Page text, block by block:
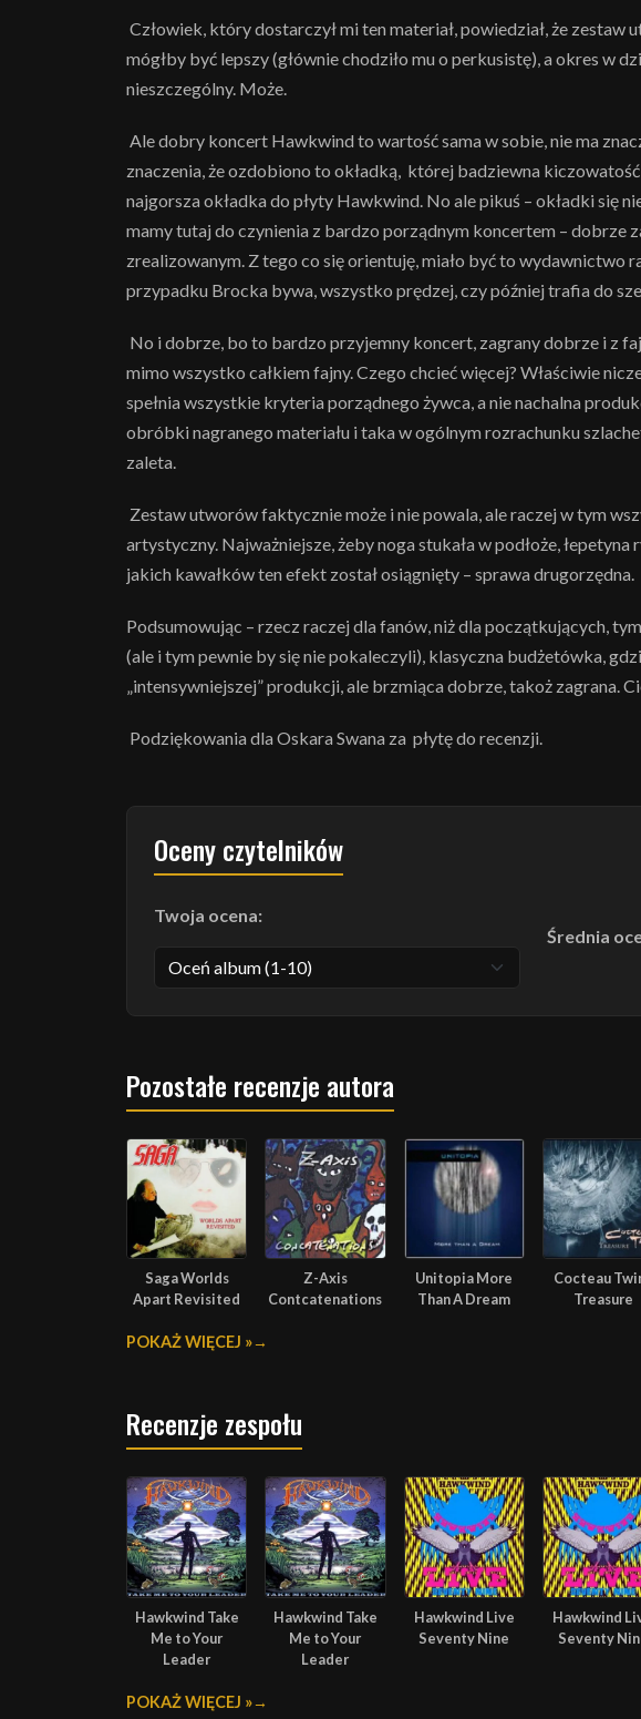
Człowiek, który dostarczył mi ten materiał, powiedział, że zestaw
mógłby być lepszy (głównie chodziło mu o perkusistę), a okres w
nieszczególny. Może.
Ale dobry koncert Hawkwind to wartość sama w sobie, nie ma
znaczenia, że ozdobiono to okładką, której badziewna
najgorsza okładka do płyty Hawkwind. No ale pikuś – okładki się
mamy tutaj do czynienia z bardzo porządnym koncertem – dobrze
zrealizowanym. Z tego co się orientuję, miało być to wydawnictwo
przypadku Brocka bywa, wszystko prędzej, czy później trafia do
No i dobrze, bo to bardzo przyjemny koncert, zagrany dobrze i z
mimo wszystko całkiem fajny. Czego chcieć więcej? Właściwie
spełnia wszystkie kryteria porządnego żywca, a nie nachalna
obróbki nagranego materiału i taka w ogólnym rozrachunku
zaleta.
Zestaw utworów faktycznie może i nie powala, ale raczej w tym
artystyczny. Najważniejsze, żeby noga stukała w podłoże,
jakich kawałków ten efekt został osiągnięty – sprawa drugorzędna.
Podsumowując – rzecz raczej dla fanów, niż dla początkujących,
(ale i tym pewnie by się nie pokaleczyli), klasyczna budżetówka,
„intensywniejszej” produkcji, ale brzmiąca dobrze, takoż zagrana.
Podziękowania dla Oskara Swana za płytę do recenzji.
Oceny czytelników
Twoja ocena:
Średnia
Pozostałe recenzje autora
Saga Worlds
Apart Revisited
Z-Axis
Contcatenations
Unitopia More
Than A Dream
Cocteau
Treasure
POKAŻ WIĘCEJ »
Recenzje zespołu
Hawkwind Take
Me to Your
Leader
Hawkwind Take
Me to Your
Leader
Hawkwind Live
Seventy Nine
Hawkwind
Seventy
POKAŻ WIĘCEJ »